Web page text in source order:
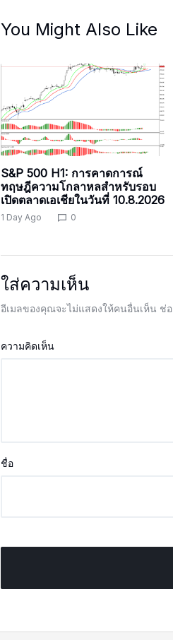
You Might Also Like
S&P 500 H1: การคาดการณ์
ทฤษฎีความโกลาหลสำหรับรอบ
เปิดตลาดเอเชียในวันที่ 10.8.2026
1 Day Ago 0
ใส่ความเห็น
อีเมลของคุณจะไม่แสดงให้คนอื่นเห็น ช่
ความคิดเห็น
ชื่อ